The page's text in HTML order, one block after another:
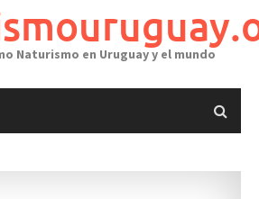
Naturismo en Uruguay y el mundo